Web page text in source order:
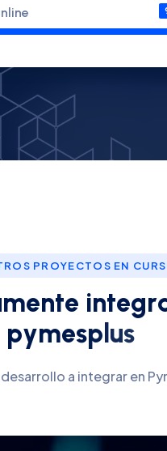
PROYECTOS EN
mente integr
pymesp us
a integrar en